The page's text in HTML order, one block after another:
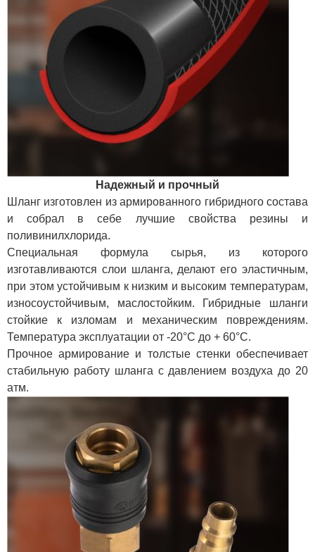
Надежный и прочный
Шланг изготовлен из армированного гибридного состава
и собрал в себе лучшие свойства резины и
поливинилхлорида.
Специальная формула сырья, из которого
изготавливаются слои шланга, делают его эластичным,
при этом устойчивым к низким и высоким температурам,
износоустойчивым, маслостойким. Гибридные шланги
стойкие к изломам и механическим повреждениям.
Температура эксплуатации от -20°С до + 60°С.
Прочное армирование и толстые стенки обеспечивает
стабильную работу шланга с давлением воздуха до 20
атм.